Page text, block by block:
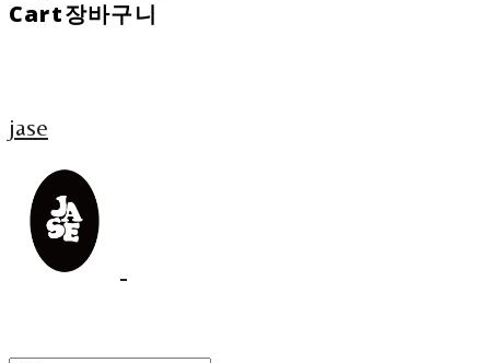
Cart장바구니
jase